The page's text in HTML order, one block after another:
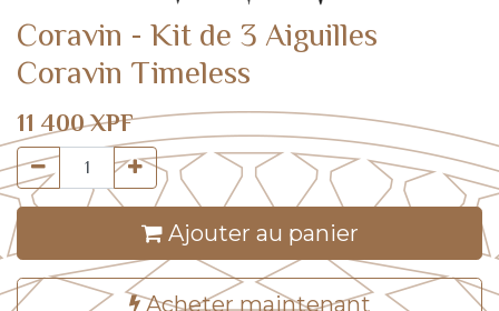
Coravin - Kit de 3 Aiguilles
Coravin Timeless
11 400XPF
Ajouter au panier
Acheter maintenant